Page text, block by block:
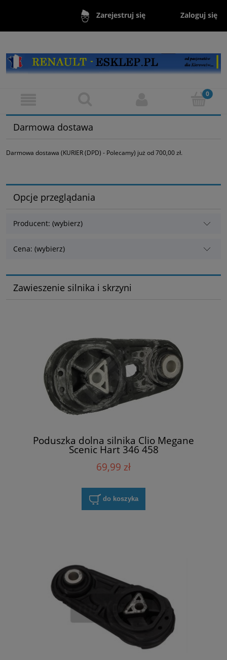
Zarejestruj się Zaloguj się
Darmowa dostawa
Darmowa dostawa (KURIER (DPD) - Polecamy) już od 700,00 zł.
Opcje przeglądania
Producent: (wybierz)
Cena: (wybierz)
Zawieszenie silnika i skrzyni
Poduszka dolna silnika Clio Megane
Scenic Hart 346 458
69,99 zł
do koszyka